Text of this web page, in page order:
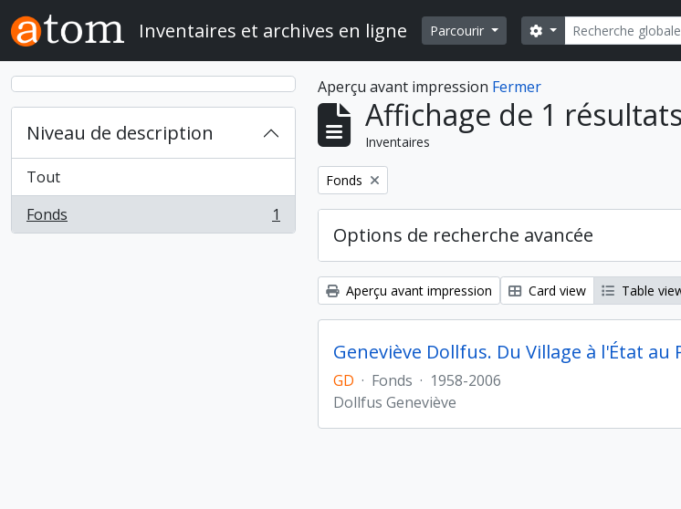
Skip to main content
Inventaires et archives en ligne Parcourir Rechercher
Search options
Niveau de description
Tout
Fonds
, 1 résultats 1
Aperçu avant impression Fermer
Affichage de 1 résultats
Inventaires
Remove filter:
Fonds
Options de recherche avancée
Aperçu avant impression Card view Table
Geneviève Dollfus. Du Village à l'État
GD · Fonds · 1958-2006
Dollfus Geneviève